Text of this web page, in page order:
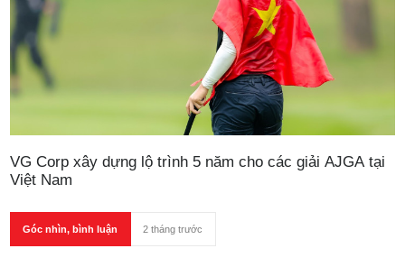
VG Corp xây dựng lộ trình 5 năm cho các giải AJGA tại
Việt Nam
Góc nhìn, bình luận 2 tháng trước